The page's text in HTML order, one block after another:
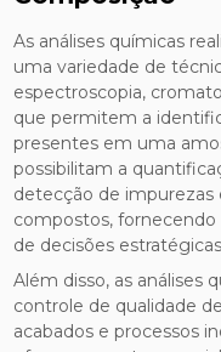
As análises químicas
uma variedade de
espectroscopia,
que permitem a
presentes em uma
possibilitam a
detecção de impurezas
compostos, fornecendo
de decisões
Além disso, as análises
controle de qualidade
acabados e processos